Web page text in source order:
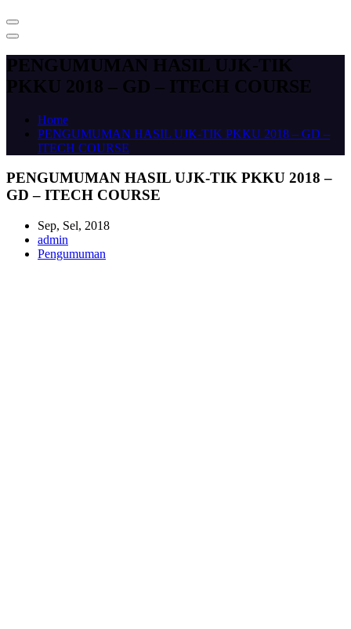
PENGUMUMAN HASIL UJK-TIK
PKKU 2018 – GD – ITECH COURSE
Home
PENGUMUMAN HASIL UJK-TIK PKKU 2018 – GD –
ITECH COURSE
PENGUMUMAN HASIL UJK-TIK PKKU 2018 –
GD – ITECH COURSE
Sep, Sel, 2018
admin
Pengumuman